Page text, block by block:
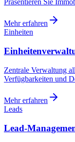
Präsentieren Sie
Mehr erfahren
Einheiten
Zentrale Verwaltung
Verfügbarkeiten und
Mehr erfahren
Leads
Lead-